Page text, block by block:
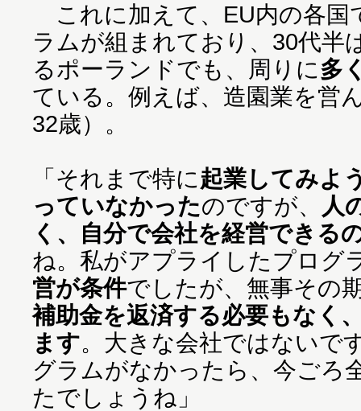
これに加えて、EU内の各国
ラムが組まれており、30代半
るポーランドでも、周りに多
ている。例えば、造園業を営
32歳）。
「それまで特に起業してみよ
っていなかったのですが、
人
く、自分で会社を経営できる
ね。私がアプライしたプログ
営が条件でしたが、無事その
補助金を返済する必要もなく
ます。大きな会社ではないで
グラムがなかったら、今ごろ
たでしょうね」